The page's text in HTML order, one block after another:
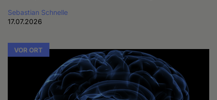
Sebastian Schnelle
17.07.2026
VOR ORT